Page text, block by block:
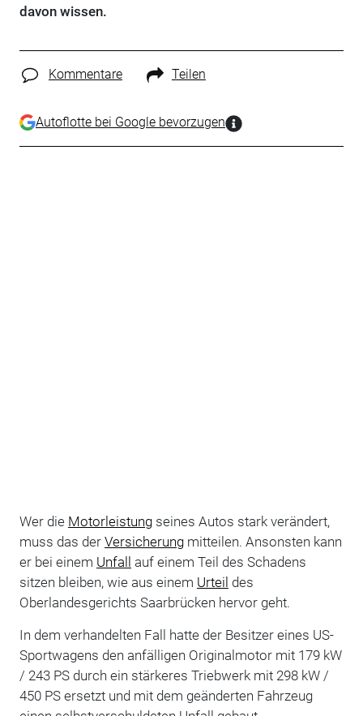
davon wissen.
Kommentare Teilen
Autoflotte bei Google bevorzugen
Wer die Motorleistungseines Autos stark verändert,
muss das der Versicherungmitteilen. Ansonsten kann
er bei einem Unfall auf einem Teil des Schadens
sitzen bleiben, wie aus einem Urteil des
Oberlandesgerichts Saarbrücken hervor geht.
In dem verhandelten Fall hatte der Besitzer eines US-
Sportwagens den anfälligen Originalmotor mit 179 kW
/ 243 PS durch ein stärkeres Triebwerk mit 298 kW /
450 PS ersetzt und mit dem geänderten Fahrzeug